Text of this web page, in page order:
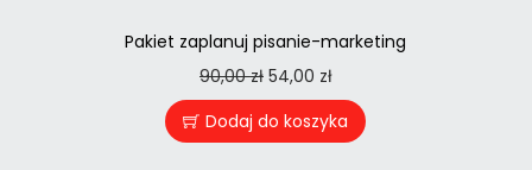
Pakiet zaplanuj pisanie-marketing
90,00zł 54,00 zł
Dodaj do koszyka